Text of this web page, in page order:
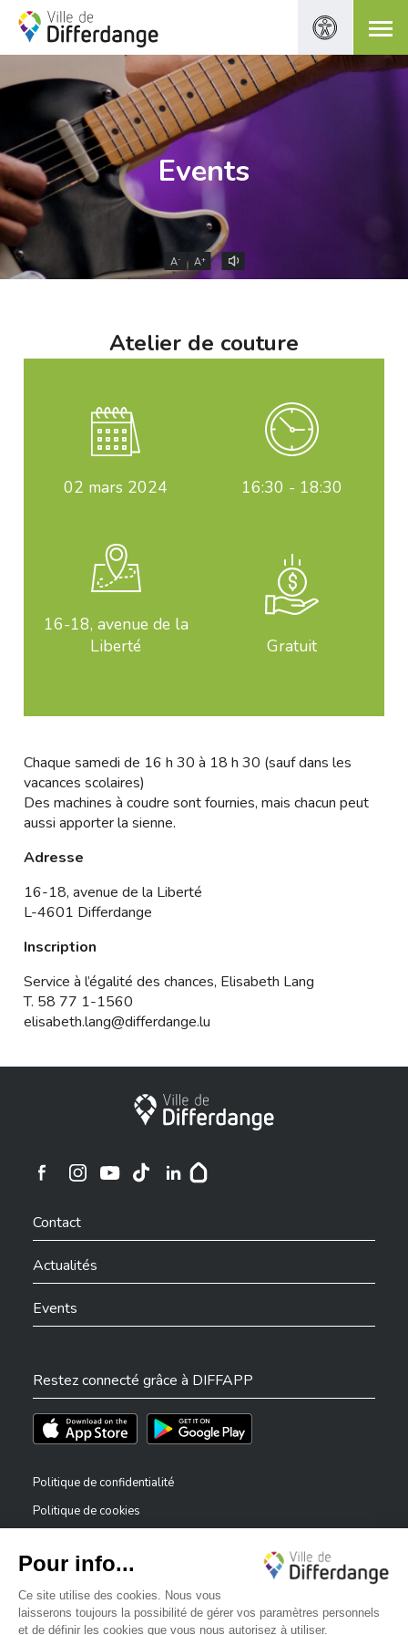
Events
A- A+
Atelier de couture
02 mars 2024 16:30 - 18:30
16-18, avenue de la
Liberté
Gratuit
Chaque samedi de 16 h 30 à 18 h 30 (sauf dans les
vacances scolaires)
Des machines à coudre sont fournies, mais chacun peut
aussi apporter la sienne.
Adresse
16-18, avenue de la Liberté
L-4601 Differdange
Inscription
Service à l’égalité des chances, Elisabeth Lang
T. 58 77 1-1560
elisabeth.lang@differdange.lu
Ville de Differdange
Ville de Differdange sur Instagram
Contact
Actualités
Events
Restez connecté grâce à DIFFAPP
Téléchargez l'app sur l'App StoreTéléchargez l'app sur Play Store
Politique de confidentialité
Politique de cookies
Déclaration d’accessibilité
Dispositif de signalement — lanceurs d’alerte
✕
Bonjour, comment puis-je vous aider ?